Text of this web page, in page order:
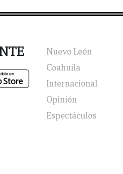
Nuevo León
Coahuila
Internacional
Opinión
Espectáculos